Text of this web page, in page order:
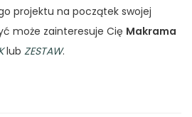
projektu na początek swojej
może zainteresuje Cię Makrama
lub ZESTAW.